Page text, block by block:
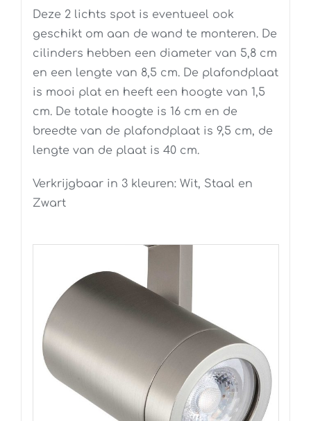
Deze 2 lichts spot is eventueel ook
geschikt om aan de wand te monteren. De
cilinders hebben een diameter van 5,8 cm
en een lengte van 8,5 cm. De plafondplaat
is mooi plat en heeft een hoogte van 1,5
cm. De totale hoogte is 16 cm en de
breedte van de plafondplaat is 9,5 cm, de
lengte van de plaat is 40 cm.
Verkrijgbaar in 3 kleuren: Wit, Staal en
Zwart